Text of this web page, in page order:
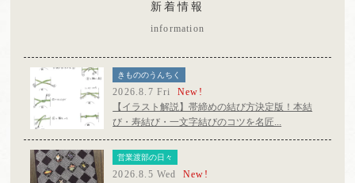
新着情報
information
きもののうんちく
2026.8.7 Fri New!
【イラスト解説】帯締めの結び方決定版！本結
び・寿結び・一文字結びのコツを名匠...
営業渡部の日々
2026.8.5 Wed New!